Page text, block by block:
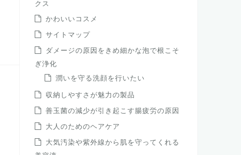
クス
かわいいコスメ
サイトマップ
ダメージの原因をきめ細かな泡で根こそ
ぎ浄化
潤いを守る洗顔を行いたい
収納しやすさが魅力の製品
善玉菌の減少が引き起こす腸疲労の原因
大人のためのヘアケア
大気汚染や紫外線から肌を守ってくれる